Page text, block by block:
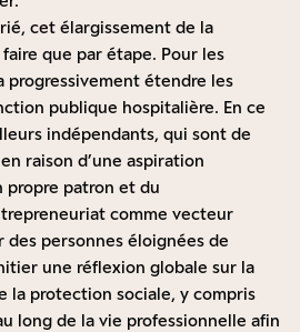
cet élargissement de la
que par étape. Pour les
progressivement étendre les
publique hospitalière. En ce
indépendants, qui sont de
raison d’une aspiration
propre patron et du
comme vecteur
des personnes éloignées de
une réflexion globale sur la
la protection sociale, y compris
long de la vie professionnelle afin